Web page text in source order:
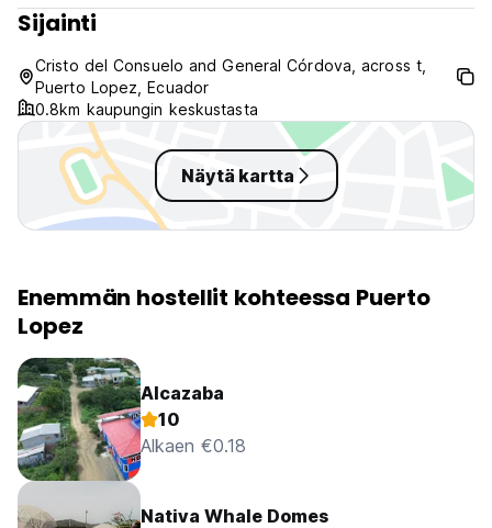
Sijainti
Cristo del Consuelo and General Córdova, across t,
Puerto Lopez, Ecuador
0.8km kaupungin keskustasta
Näytä kartta
Enemmän hostellit kohteessa Puerto
Lopez
Alcazaba
10
Alkaen €0.18
Nativa Whale Domes